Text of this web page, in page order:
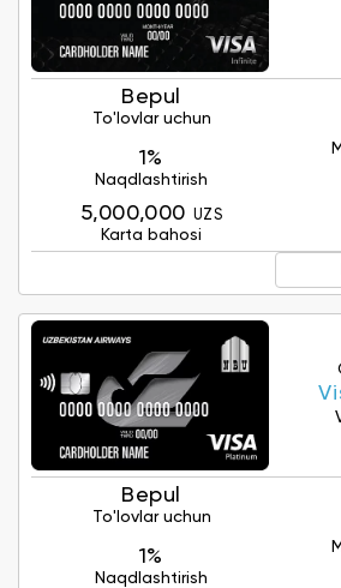
Bepul
To'lovlar uchun
1%
Naqdlashtirish
5,000,000 UZS
Karta bahosi
Bepul
To'lovlar uchun
1%
Naqdlashtirish